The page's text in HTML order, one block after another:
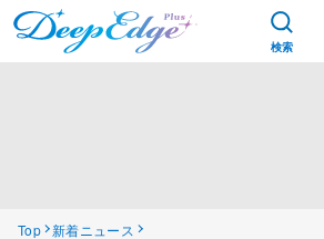
検索
Top 新着ニュース